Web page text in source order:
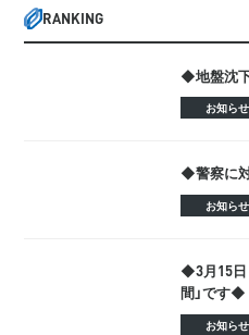
RANKING
◆地盤沈
お知らせ
◆警察に
お知らせ
◆3月15日
間」です◆
お知らせ